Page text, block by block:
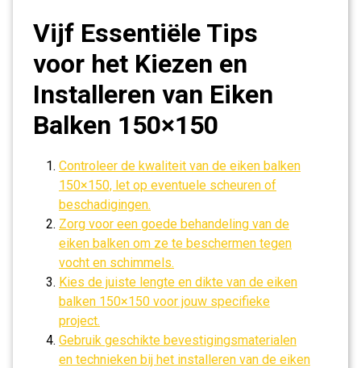
Vijf Essentiële Tips
voor het Kiezen en
Installeren van Eiken
Balken 150×150
Controleer de kwaliteit van de eiken balken
150×150, let op eventuele scheuren of
beschadigingen.
Zorg voor een goede behandeling van de
eiken balken om ze te beschermen tegen
vocht en schimmels.
Kies de juiste lengte en dikte van de eiken
balken 150×150 voor jouw specifieke
project.
Gebruik geschikte bevestigingsmaterialen
en technieken bij het installeren van de eiken